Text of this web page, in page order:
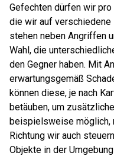
Gefechten dürfen wir
die wir auf verschiedene
stehen neben Angriffen
Wahl, die
den Gegner haben. Mit
erwartungsgemäß
können diese, je nach
betäuben, um
beispielsweise möglich,
Richtung wir auch
Objekte in der